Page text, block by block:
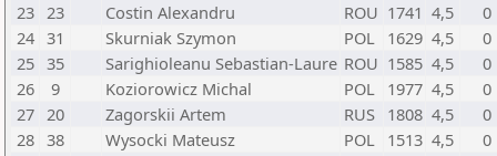
23 23 Costin Alexandru ROU 1741 4,5
0
24 31 Skurniak Szymon POL 1629 4,5
0
25 35 Sarighioleanu Sebastian-Laure ROU 1585 4,5
0
26
9 Koziorowicz Michal POL 1977 4,5
0
27 20 Zagorskii Artem RUS 1808 4,5
0
28 38 Wysocki Mateusz POL 1513 4,5
0